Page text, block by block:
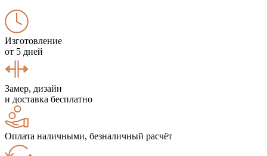
Изготовление
от 5 дней
Замер, дизайн
и доставка бесплатно
Оплата наличными, безналичный расчёт